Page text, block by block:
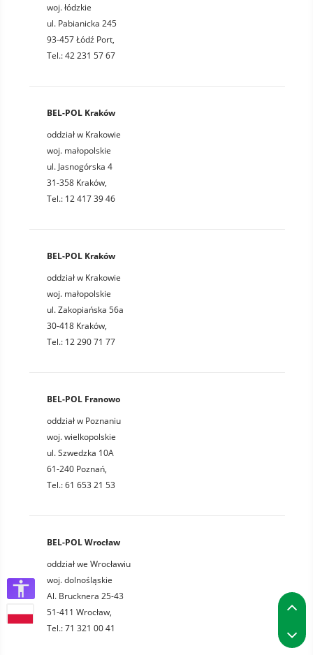
woj. łódzkie
ul. Pabianicka 245
93-457 Łódź Port,
Tel.: 42 231 57 67
BEL-POL Kraków
oddział w Krakowie
woj. małopolskie
ul. Jasnogórska 4
31-358 Kraków,
Tel.: 12 417 39 46
BEL-POL Kraków
oddział w Krakowie
woj. małopolskie
ul. Zakopiańska 56a
30-418 Kraków,
Tel.: 12 290 71 77
BEL-POL Franowo
oddział w Poznaniu
woj. wielkopolskie
ul. Szwedzka 10A
61-240 Poznań,
Tel.: 61 653 21 53
BEL-POL Wrocław
oddział we Wrocławiu
woj. dolnośląskie
Al. Brucknera 25-43
51-411 Wrocław,
Tel.: 71 321 00 41